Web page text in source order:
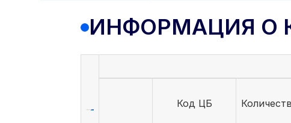
ИНФОРМАЦИЯ О
Код ЦБ